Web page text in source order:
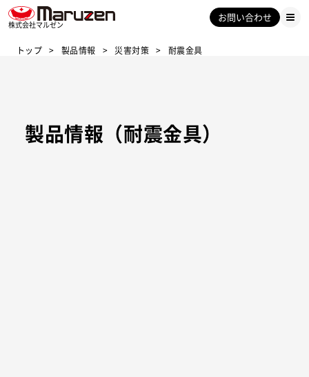
株式会社マルゼン
お問い合わせ
トップ 製品情報 災害対策 耐震金具
製品情報（耐震金具）